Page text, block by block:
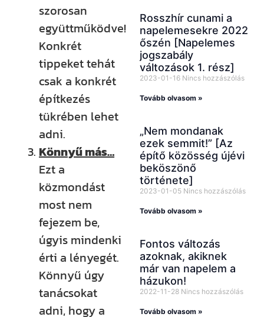
szorosan
együttműködve!
Konkrét
tippeket tehát
csak a konkrét
építkezés
tükrében lehet
adni.
Könnyű más…
Ezt a
közmondást
most nem
fejezem be,
úgyis mindenki
érti a lényegét.
Könnyű úgy
tanácsokat
adni, hogy a
Rosszhír cunami a
napelemesekre 2022
őszén [Napelemes
jogszabály
változások 1. rész]
2023-01-16 Nincs hozzászólás
Tovább olvasom »
„Nem mondanak
ezek semmit!” [Az
építő közösség újévi
beköszönő
története]
2023-01-05 Nincs hozzászólás
Tovább olvasom »
Fontos változás
azoknak, akiknek
már van napelem a
házukon!
2022-11-28 Nincs hozzászólás
Tovább olvasom »